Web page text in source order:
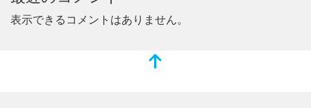
表示できるコメントはありません。